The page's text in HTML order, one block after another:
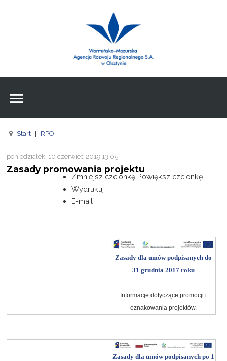
Agencja
FE
Pożyczki
Znajdźna stronie
Wpisz czego szukasz
Start RPO
poniedziałek, 10 czerwiec 2019 13:05
Zasady promowania projektu
Zmniejsz czcionkę Powiększ czcionkę
Wydrukuj
E-mail
Zasady dla umów podpisanych do
31 grudnia 2017 roku
Informacje dotyczące promocji i
oznakowania projektów.
Zasady dla umów podpisanych po 1